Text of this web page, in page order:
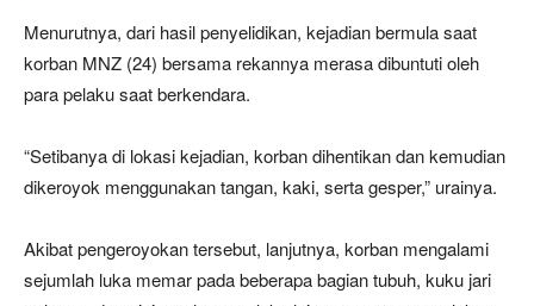
Menurutnya, dari hasil penyelidikan, kejadian bermula saat
korban MNZ (24) bersama rekannya merasa dibuntuti oleh
para pelaku saat berkendara.
“Setibanya di lokasi kejadian, korban dihentikan dan kemudian
dikeroyok menggunakan tangan, kaki, serta gesper,” urainya.
Akibat pengeroyokan tersebut, lanjutnya, korban mengalami
sejumlah luka memar pada beberapa bagian tubuh, kuku jari